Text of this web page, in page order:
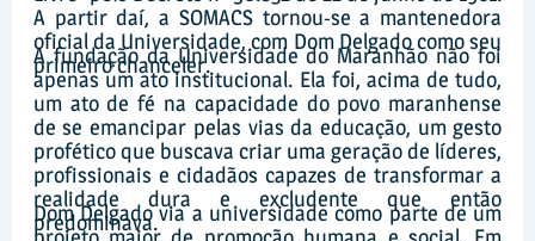
A partir daí, a SOMACS tornou-se a mantenedora
oficial da Universidade, com Dom Delgado como seu
primeiro chanceler.
A fundação da Universidade do Maranhão não foi
apenas um ato institucional. Ela foi, acima de tudo,
um ato de fé na capacidade do povo maranhense
de se emancipar pelas vias da educação, um gesto
profético que buscava criar uma geração de líderes,
profissionais e cidadãos capazes de transformar a
realidade dura e excludente que então
predominava.
Dom Delgado via a universidade como parte de um